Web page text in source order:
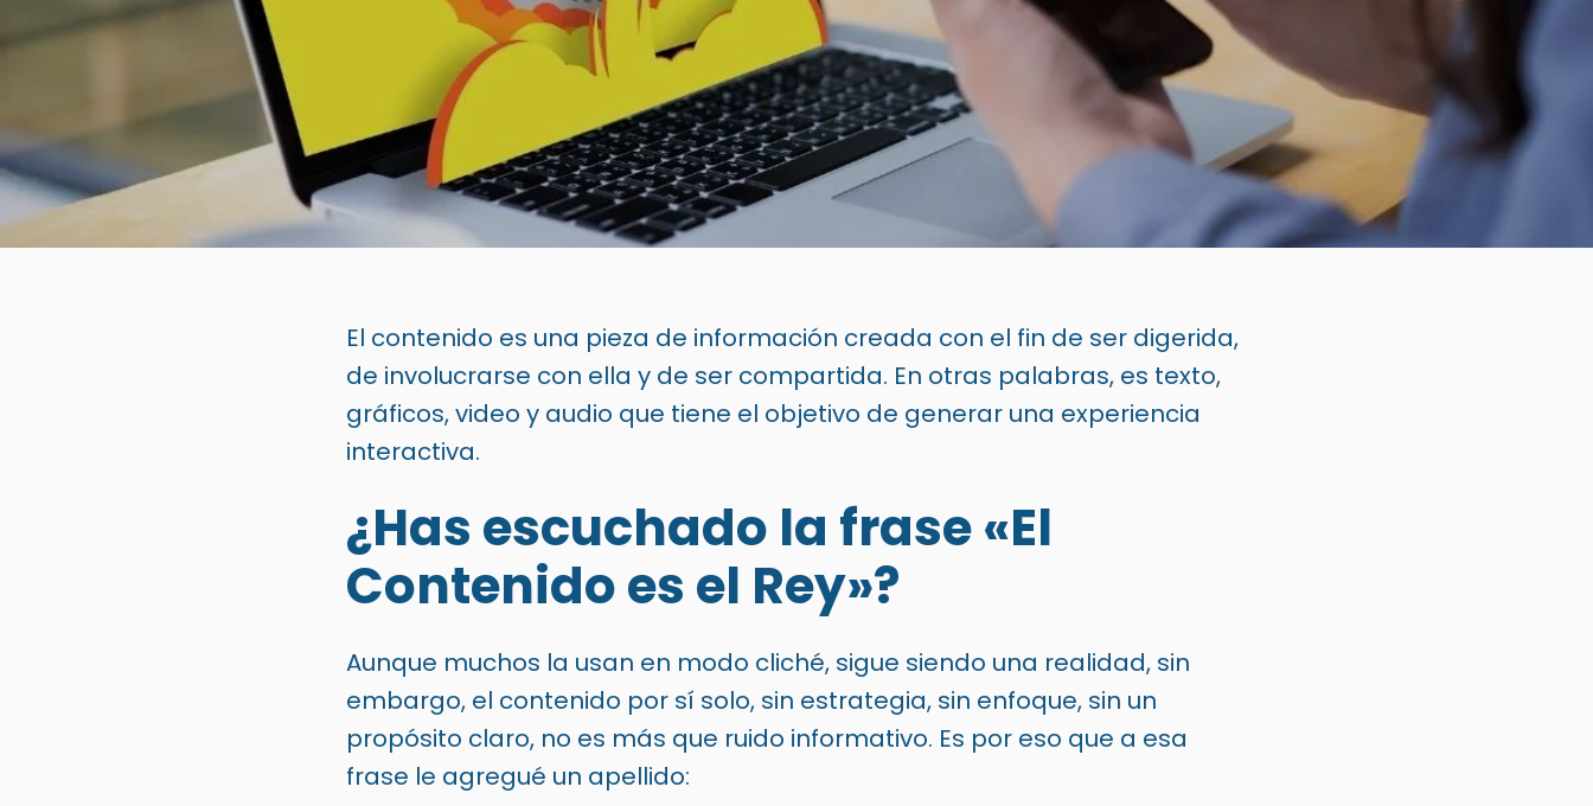
El contenido es una pieza de información creada con el fin de ser digerida,
de involucrarse con ella y de ser compartida. En otras palabras, es texto,
gráficos, video y audio que tiene el objetivo de generar una experiencia
interactiva.
¿Has escuchado la frase «El
Contenido es el Rey»?
Aunque muchos la usan en modo cliché, sigue siendo una realidad, sin
embargo, el contenido por sí solo, sin estrategia, sin enfoque, sin un
propósito claro, no es más que ruido informativo. Es por eso que a esa
frase le agregué un apellido: